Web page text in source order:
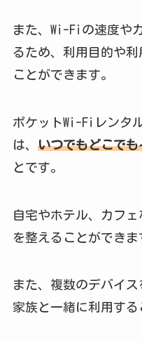
また、Wi-Fiの速度や
るため、利用目的や
ことができます。
ポケットWi-Fiレンタ
は、 いつでもどこで
とです。
自宅やホテル、カフ
を整えることができま
また、複数のデバイ
家族と一緒に利用する